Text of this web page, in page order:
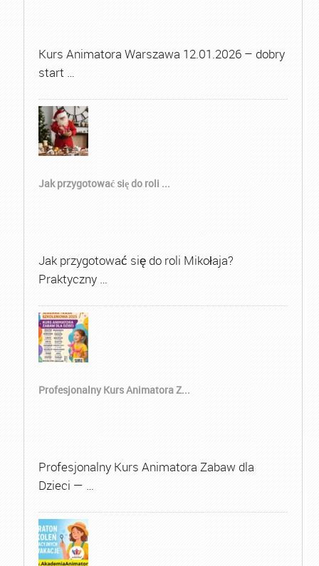
Kurs Animatora Warszawa 12.01.2026 – dobry
start …
Jak przygotować się do roli ...
Jak przygotować się do roli Mikołaja?
Praktyczny …
Profesjonalny Kurs Animatora Z...
Profesjonalny Kurs Animatora Zabaw dla
Dzieci — …